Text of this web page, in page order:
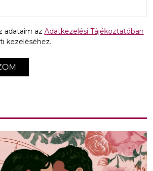
adataim az Adatkezelési Tájékoztatóban
kezeléséhez.